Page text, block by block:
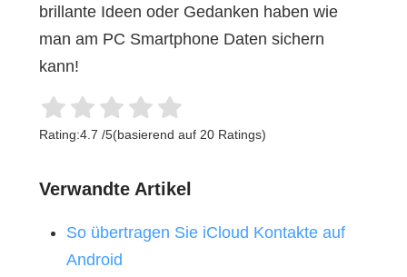
brillante Ideen oder Gedanken haben wie
man am PC Smartphone Daten sichern
kann!
Rating:4.7 /5(basierend auf 20Ratings)
Verwandte Artikel
So übertragen Sie iCloud Kontakte auf
Android